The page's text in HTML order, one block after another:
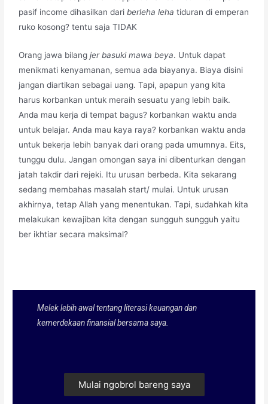
pasif income dihasilkan dariberleha leha tiduran di emperan
ruko kosong? tentu saja TIDAK
Orang jawa bilangjer basuki mawa beya. Untuk dapat
menikmati kenyamanan, semua ada biayanya. Biaya disini
jangan diartikan sebagai uang. Tapi, apapun yang kita
harus korbankan untuk meraih sesuatu yang lebih baik.
Anda mau kerja di tempat bagus? korbankan waktu anda
untuk belajar. Anda mau kaya raya? korbankan waktu anda
untuk bekerja lebih banyak dari orang pada umumnya. Eits,
tunggu dulu. Jangan omongan saya ini dibenturkan dengan
jatah takdir dari rejeki. Itu urusan berbeda. Kita sekarang
sedang membahas masalah start/ mulai. Untuk urusan
akhirnya, tetap Allah yang menentukan. Tapi, sudahkah kita
melakukan kewajiban kita dengan sungguh sungguh yaitu
ber ikhtiar secara maksimal?
Melek lebih awal tentang literasi keuangan dan
kemerdekaan finansial bersama saya.
Mulai ngobrol bareng saya